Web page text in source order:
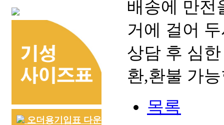
오더용기입표 다운
배송에 만전
거에 걸어
상담 후 심
환,환불 가
목록